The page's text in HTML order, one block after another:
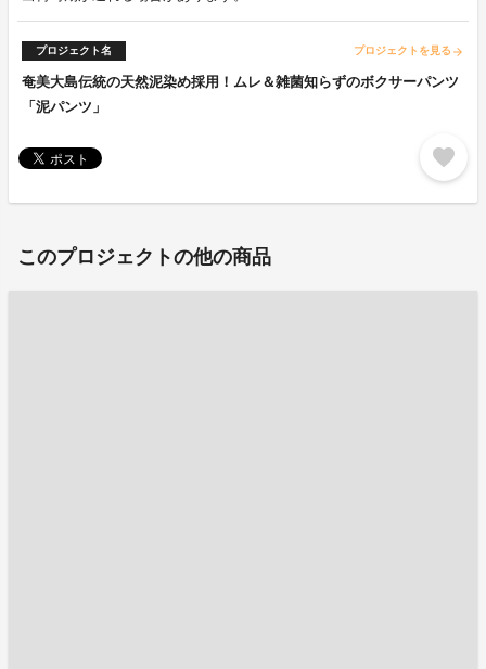
プロジェクト名 プロジェクトを見る arrow_forward
奄美大島伝統の天然泥染め採用！ムレ＆雑菌知らずのボクサーパンツ
「泥パンツ」
favorite
このプロジェクトの他の商品